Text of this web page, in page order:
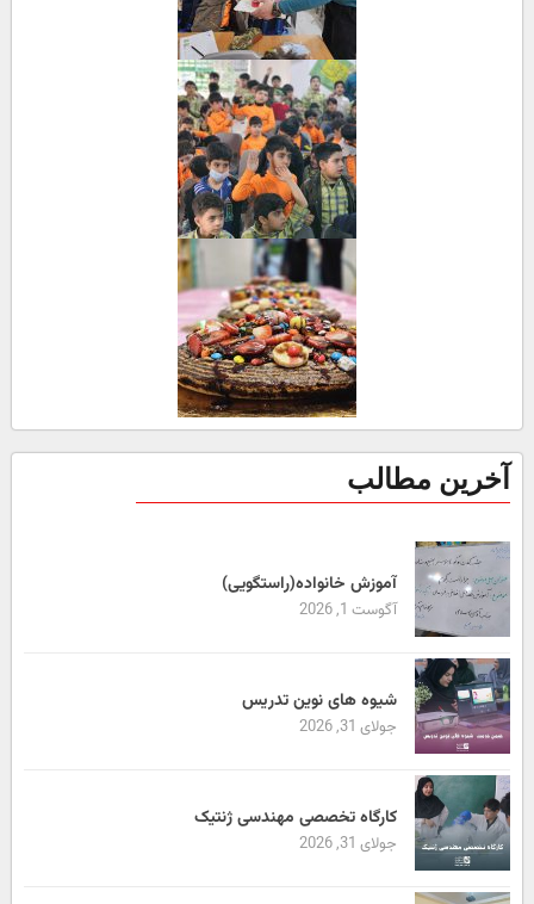
آخرین مطالب
آموزش خانواده(راستگویی)
آگوست 1, 2026
شیوه های نوین تدریس
جولای 31, 2026
کارگاه تخصصی مهندسی ژنتیک
جولای 31, 2026